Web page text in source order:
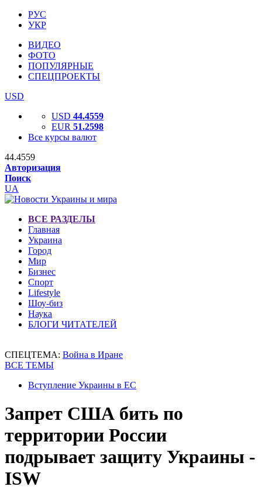
РУС
УКР
ВИДЕО
ФОТО
ПОПУЛЯРНЫЕ
СПЕЦПРОЕКТЫ
USD
USD 44.4559
EUR 51.2598
Все курсы валют
44.4559
Авторизация
Поиск
UA
ВСЕ РАЗДЕЛЫ
Главная
Украина
Город
Мир
Бизнес
Спорт
Lifestyle
Шоу-биз
Наука
БЛОГИ ЧИТАТЕЛЕЙ
СПЕЦТЕМА: Война в Иране
ВСЕ ТЕМЫ
Вступление Украины в ЕС
Запрет США бить по
территории России
подрывает защиту Украины -
ISW